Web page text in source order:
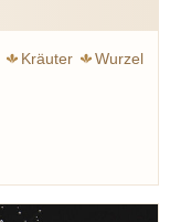
Kräuter Wurzel